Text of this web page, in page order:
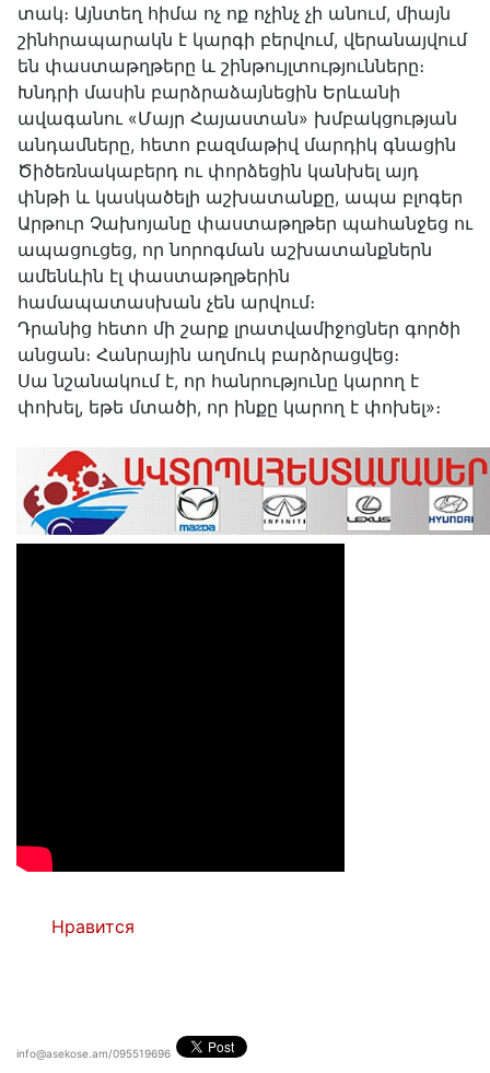
տակ։ Այնտեղ հիմա ոչ ոք ոչինչ չի անում, միայն
շինհրապարակն է կարգի բերվում, վերանայվում
են փաստաթղթերը և շինթույլտությունները։
Խնդրի մասին բարձրաձայնեցին Երևանի
ավագանու «Մայր Հայաստան» խմբակցության
անդամները, հետո բազմաթիվ մարդիկ գնացին
Ծիծեռնակաբերդ ու փորձեցին կանխել այդ
փնթի և կասկածելի աշխատանքը, ապա բլոգեր
Արթուր Չախոյանը փաստաթղթեր պահանջեց ու
ապացուցեց, որ նորոգման աշխատանքներն
ամենևին էլ փաստաթղթերին
համապատասխան չեն արվում։
Դրանից հետո մի շարք լրատվամիջոցներ գործի
անցան։ Հանրային աղմուկ բարձրացվեց։
Սա նշանակում է, որ հանրությունը կարող է
փոխել, եթե մտածի, որ ինքը կարող է փոխել»։
Нравится
info@asekose.am/095519696